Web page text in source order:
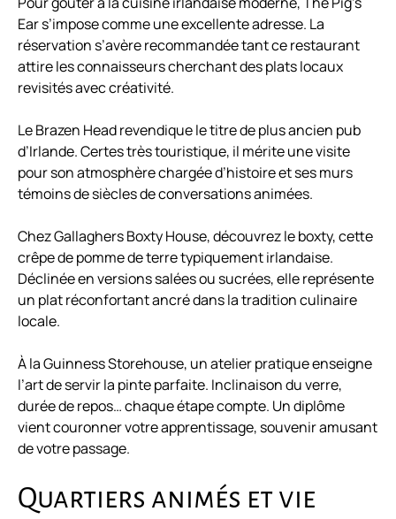
Ear s’impose comme une excellente adresse. La
réservation s’avère recommandée tant ce restaurant
attire les connaisseurs cherchant des plats locaux
revisités avec créativité.
Le Brazen Head revendique le titre de plus ancien pub
d’Irlande. Certes très touristique, il mérite une visite
pour son atmosphère chargée d’histoire et ses murs
témoins de siècles de conversations animées.
Chez Gallaghers Boxty House, découvrez le boxty, cette
crêpe de pomme de terre typiquement irlandaise.
Déclinée en versions salées ou sucrées, elle représente
un plat réconfortant ancré dans la tradition culinaire
locale.
À la Guinness Storehouse, un atelier pratique enseigne
l’art de servir la pinte parfaite. Inclinaison du verre,
durée de repos… chaque étape compte. Un diplôme
vient couronner votre apprentissage, souvenir amusant
de votre passage.
Quartiers animés et vie